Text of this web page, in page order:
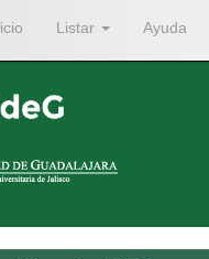
Listar Ayuda